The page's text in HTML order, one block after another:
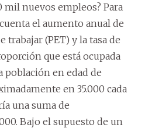
mil nuevos empleos? Para
el aumento anual de
trabajar (PET) y la tasa de
que está ocupada
población en edad de
en 35.000 cada
una suma de
Bajo el supuesto de un